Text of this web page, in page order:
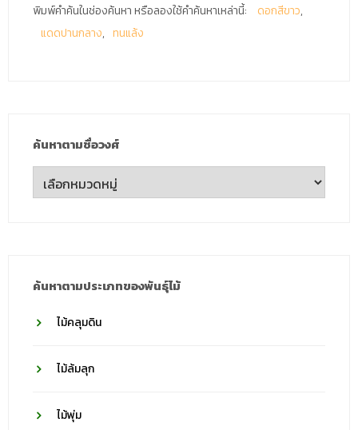
พิมพ์คำค้นในช่องค้นหา หรือลองใช้คำค้นหาเหล่านี้:
ดอกสีขาว
แดดปานกลาง
ทนแล้ง
ค้นหาตามชื่อวงศ์
ค้นหา
ตาม
ค้นหาตามประเภทของพันธุ์ไม้
ไม้คลุมดิน
ไม้ล้มลุก
ไม้พุ่ม